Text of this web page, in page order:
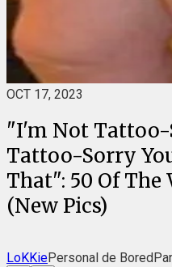
OCT 17, 2023
"I'm Not
Tattoo-Sorry
That": 50 Of
(New Pics)
LoKKiePersonal de